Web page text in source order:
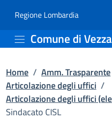
Sindacato
Regione Lombardia(apre in
Comune di
Home / Amm. Trasparente
Articolazione degli uffici /
Articolazione degli uffici
Sindacato CISL